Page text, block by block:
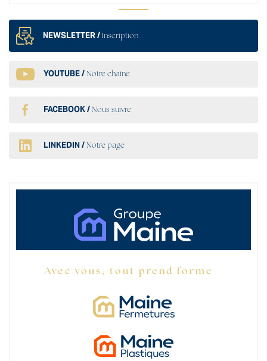
NEWSLETTER / Inscription
YOUTUBE /Notre chaîne
FACEBOOK /Nous suivre
LINKEDIN /Notre page
Avec vous, tout prend forme